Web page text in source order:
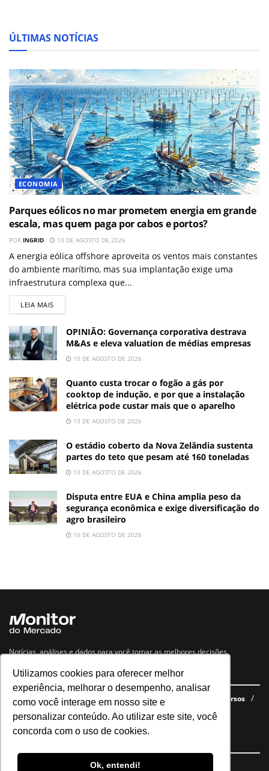
Utilizamos cookies para oferecer melhor
experiência, melhorar o desempenho, analisar
como você interage em nosso site e
personalizar conteúdo. Ao utilizar este site, você
concorda com o uso de cookies.
Ok, entendi!
ÚLTIMAS NOTÍCIAS
ECONOMIA
Parques eólicos no mar prometem energia em grande
escala, mas quem paga por cabos e portos?
POR INGRID 10 DE AGOSTO DE 2026
A energia eólica offshore aproveita os ventos mais constantes
do ambiente marítimo, mas sua implantação exige uma
infraestrutura complexa que...
LEIA MAIS
OPINIÃO: Governança corporativa destrava
M&As e eleva valuation de médias empresas
10 DE AGOSTO DE 2026
Quanto custa trocar o fogão a gás por
cooktop de indução, e por que a instalação
elétrica pode custar mais que o aparelho
10 DE AGOSTO DE 2026
O estádio coberto da Nova Zelândia sustenta
partes do teto que pesam até 160 toneladas
10 DE AGOSTO DE 2026
Disputa entre EUA e China amplia peso da
segurança econômica e exige diversificação do
agro brasileiro
10 DE AGOSTO DE 2026
Notícias, análises e dados para você tomar as melhores decisões.
Navegue no site
Últimas notícias Quem somos E-books gratuitos
Cursos
Política de privacidade